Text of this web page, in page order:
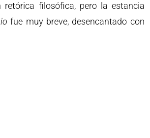
retórica filosófica, pero la estancia
fue muy breve, desencantado con